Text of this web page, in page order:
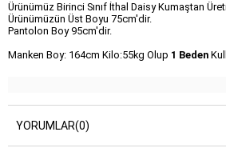
Ürünümüz Birinci Sınıf İthal Daisy Kumaştan
Ürünümüzün Üst Boyu 75cm'dir.
Pantolon Boy 95cm'dir.
Manken Boy: 164cm Kilo:55kg Olup 1 Beden
YORUMLAR(0)